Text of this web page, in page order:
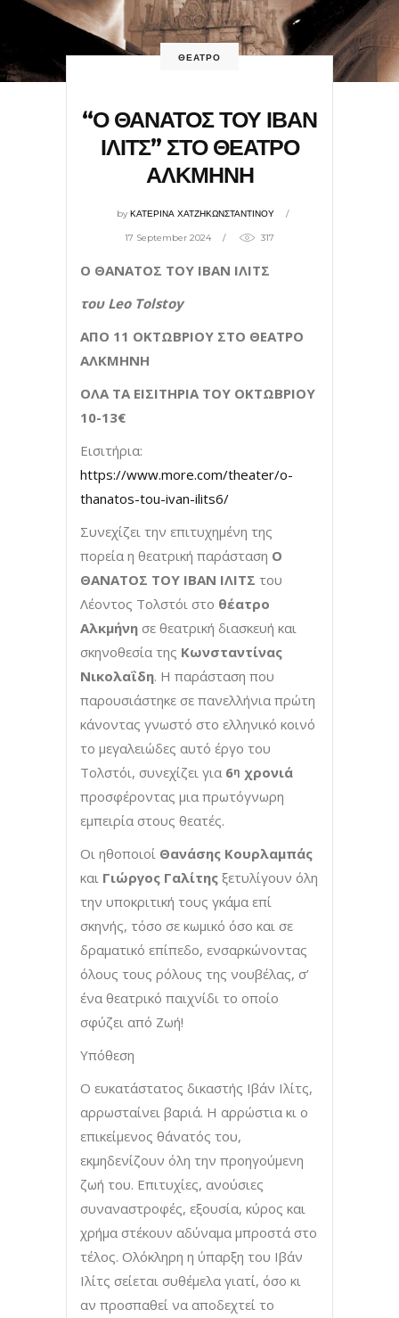
ΘΕΑΤΡΟ
“Ο ΘΑΝΑΤΟΣ ΤΟΥ ΙΒΑΝ
ΙΛΙΤΣ” ΣΤΟ ΘΕΑΤΡΟ
ΑΛΚΜΗΝΗ
byΚΑΤΕΡΙΝΑ ΧΑΤΖΗΚΩΝΣΤΑΝΤΙΝΟΥ
17 September 2024 317
Ο ΘΑΝΑΤΟΣ ΤΟΥ ΙΒΑΝ ΙΛΙΤΣ
του Leo Tolstoy
ΑΠΟ 11 ΟΚΤΩΒΡΙΟΥ ΣΤΟ ΘΕΑΤΡΟ
ΑΛΚΜΗΝΗ
ΟΛΑ ΤΑ ΕΙΣΙΤΗΡΙΑ ΤΟΥ ΟΚΤΩΒΡΙΟΥ
10-13€
Εισιτήρια:
https://www.more.com/theater/o-
thanatos-tou-ivan-ilits6/
Συνεχίζει την επιτυχημένη της
πορεία η θεατρική παράσταση Ο
ΘΑΝΑΤΟΣ ΤΟΥ ΙΒΑΝ ΙΛΙΤΣ του
Λέοντος Τολστόι στο θέατρο
Αλκμήνη σε θεατρική διασκευή και
σκηνοθεσία της Κωνσταντίνας
Νικολαΐδη. Η παράσταση που
παρουσιάστηκε σε πανελλήνια πρώτη
κάνοντας γνωστό στο ελληνικό κοινό
το μεγαλειώδες αυτό έργο του
Τολστόι, συνεχίζει για 6η χρονιά
προσφέροντας μια πρωτόγνωρη
εμπειρία στους θεατές.
Οι ηθοποιοί Θανάσης Κουρλαμπάς
και Γιώργος Γαλίτης ξετυλίγουν όλη
την υποκριτική τους γκάμα επί
σκηνής, τόσο σε κωμικό όσο και σε
δραματικό επίπεδο, ενσαρκώνοντας
όλους τους ρόλους της νουβέλας, σ’
ένα θεατρικό παιχνίδι το οποίο
σφύζει από Ζωή!
Υπόθεση
Ο ευκατάστατος δικαστής Ιβάν Ιλίτς,
αρρωσταίνει βαριά. Η αρρώστια κι ο
επικείμενος θάνατός του,
εκμηδενίζουν όλη την προηγούμενη
ζωή του. Επιτυχίες, ανούσιες
συναναστροφές, εξουσία, κύρος και
χρήμα στέκουν αδύναμα μπροστά στο
τέλος. Ολόκληρη η ύπαρξη του Ιβάν
Ιλίτς σείεται συθέμελα γιατί, όσο κι
αν προσπαθεί να αποδεχτεί το